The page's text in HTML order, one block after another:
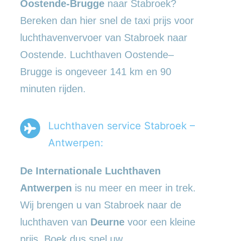
Oostende-Brugge naar Stabroek?
Bereken dan hier snel de taxi prijs voor
luchthavenvervoer van Stabroek naar
Oostende. Luchthaven Oostende–
Brugge is ongeveer 141 km en 90
minuten rijden.
Luchthaven service Stabroek –
Antwerpen:
De Internationale Luchthaven
Antwerpen is nu meer en meer in trek.
Wij brengen u van Stabroek naar de
luchthaven van Deurne voor een kleine